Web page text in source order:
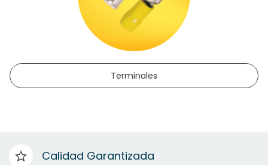
Terminales
Calidad Garantizada